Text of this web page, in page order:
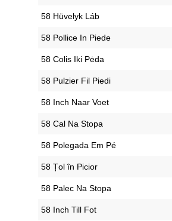
‎58 Hüvelyk Láb
‎58 Pollice In Piede
‎58 Colis Iki Pėda
‎58 Pulzier Fil Piedi
‎58 Inch Naar Voet
‎58 Cal Na Stopa
‎58 Polegada Em Pé
‎58 Țol în Picior
‎58 Palec Na Stopa
‎58 Inch Till Fot